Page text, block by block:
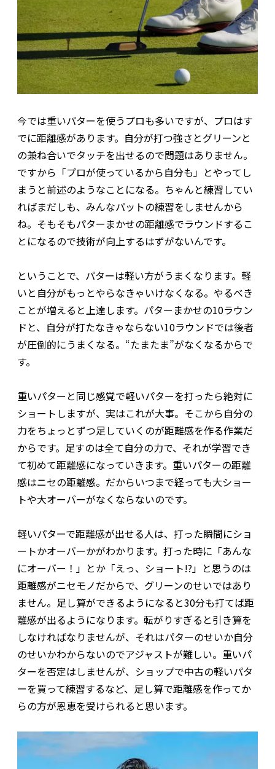
今では重いパターを使うプロも多いですが、プロはす
でに距離感があります。自分が打つ強さとグリーンと
の兼ね合いでタッチを出せるので問題はありません。
ですから「プロが使っているから自分も」とやってし
まうと前述のようなことになる。ちゃんと練習してい
ればまだしも、みんなパットの練習をしませんから
ね。そもそもパターまかせの距離感でラウンドするこ
とになるので技術が向上するはずがないんです。
ということで、パターは軽い方がうまくなります。軽
いと自分がもっとやらなきゃいけなくなる。やるべき
ことが増えると上達します。パターまかせの10ラウン
ドと、自分が打たなきゃならない10ラウンドでは後者
が圧倒的にうまくなる。“たまたま”がなくなるからで
す。
重いパターと同じ感覚で軽いパターを打ったら絶対に
ショートしますが、実はこれが大事。そこから自分の
力をちょっとずつ足していくのが距離感を作る作業だ
からです。足すのは全て自分の力で、それが学習でき
て初めて距離感になっていきます。重いパターの距離
感はニセの距離感。だからいつまで経っても大ショー
トや大オーバーがなくならないのです。
軽いパターで距離感が出せる人は、打った瞬間にショ
ートかオーバーかがわかります。打った時に「あんな
にオーバー！」とか「えっ、ショート!?」と思うのは
距離感がニセモノだからで、グリーンのせいではあり
ません。足し算ができるようになると30分も打てば距
離感が出るようになります。転がりすぎると引き算を
しなければなりませんが、それはパターのせいか自分
のせいかわからないのでアジャストが難しい。重いパ
ターを否定はしませんが、ショップで中古の軽いパタ
ーを買って練習するなど、足し算で距離感を作ってか
らの方が恩恵を受けられると思います。